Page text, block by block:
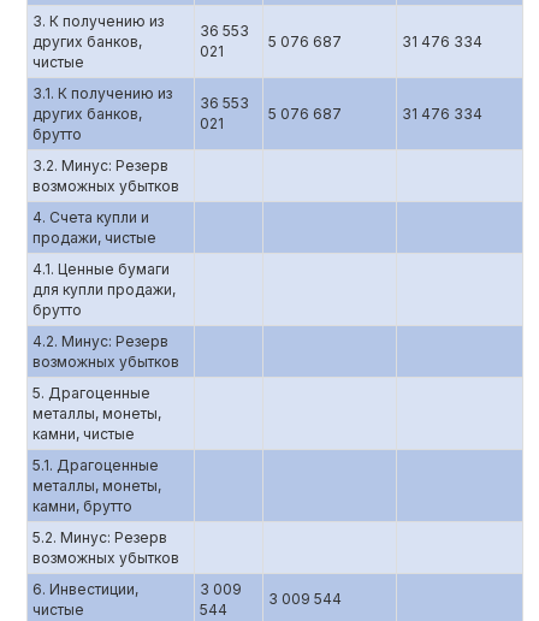
3. К получению из
других банков,
чистые
36 553
021
5 076 687 31 476 334
3.1. К получению из
других банков,
брутто
36 553
021
5 076 687 31 476 334
3.2. Минус: Резерв
возможных убытков
4. Счета купли и
продажи, чистые
4.1. Ценные бумаги
для купли продажи,
брутто
4.2. Минус: Резерв
возможных убытков
5. Драгоценные
металлы, монеты,
камни, чистые
5.1. Драгоценные
металлы, монеты,
камни, брутто
5.2. Минус: Резерв
возможных убытков
6. Инвестиции,
чистые
3 009
544
3 009 544